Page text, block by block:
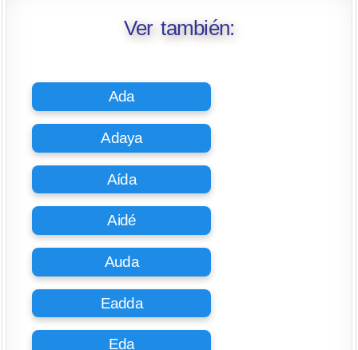
Ver también:
Ada
Adaya
Aída
Aidé
Auda
Eadda
Eda